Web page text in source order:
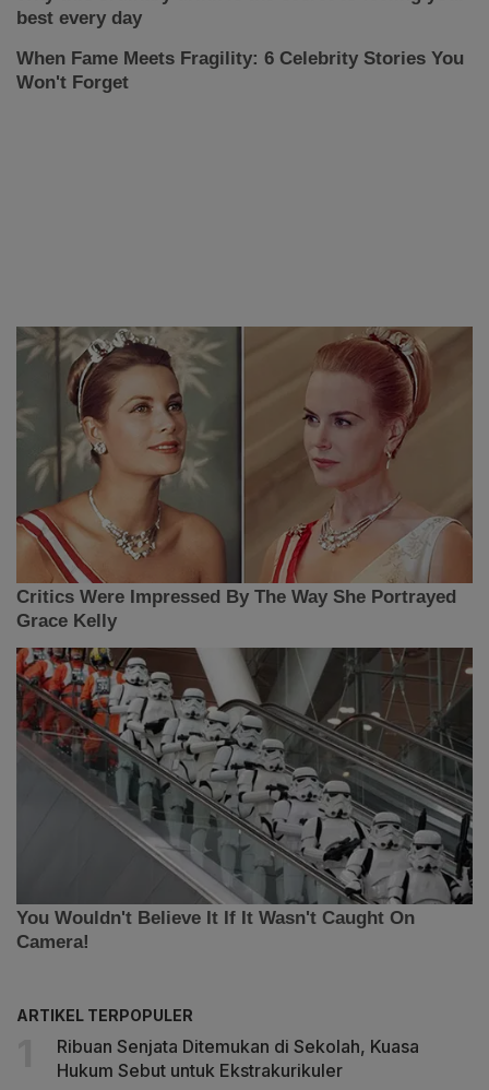
ARTIKEL TERPOPULER
Ribuan Senjata Ditemukan di Sekolah, Kuasa
Hukum Sebut untuk Ekstrakurikuler